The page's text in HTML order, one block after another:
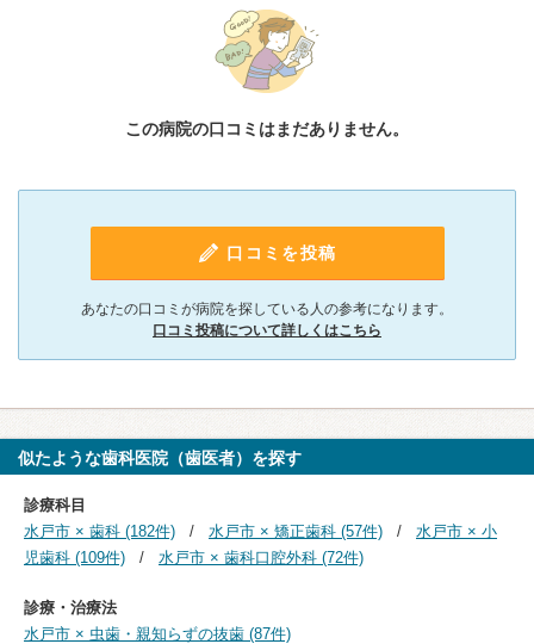
この病院の口コミはまだありません。
口コミを投稿
あなたの口コミが病院を探している人の参考になります。
口コミ投稿について詳しくはこちら
似たような歯科医院（歯医者）を探す
診療科目
水戸市 × 歯科 (182件)
水戸市 × 矯正歯科 (57件)
水戸市 × 小
児歯科 (109件)
水戸市 × 歯科口腔外科 (72件)
診療・治療法
水戸市 × 虫歯・親知らずの抜歯 (87件)